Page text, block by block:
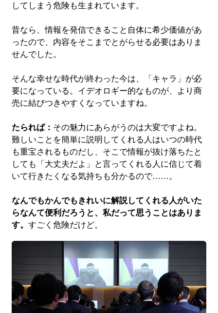
してしまう危険も生まれています。
昔なら、情報を発信できること自体に希少価値があ
ったので、内容をそこまでとがらせる必要はありま
せんでした。
そんな幸せな時代が終わった今は、「キャラ」が必
要になっている。イデオロギー的なものが、より商
売に結びつきやすくなっていますね。
たられば： その魅力にあらがうのは大変ですよね。
難しいことを簡単に説明してくれる人はいつの時代
も重宝されるものだし、そこで情報が抜け落ちたと
しても「大丈夫だよ」と言ってくれる人に信じて着
いて行きたくなる気持ちも分かるので……。
なんでもかんでもきれいに解説してくれる人がいた
らなんて便利だろうと、私だって思うことはありま
す。 すごく危険だけど。